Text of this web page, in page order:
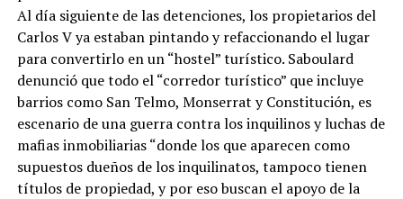
Al día siguiente de las detenciones, los propietarios del
Carlos V ya estaban pintando y refaccionando el lugar
para convertirlo en un “hostel” turístico. Saboulard
denunció que todo el “corredor turístico” que incluye
barrios como San Telmo, Monserrat y Constitución, es
escenario de una guerra contra los inquilinos y luchas de
mafias inmobiliarias “donde los que aparecen como
supuestos dueños de los inquilinatos, tampoco tienen
títulos de propiedad, y por eso buscan el apoyo de la